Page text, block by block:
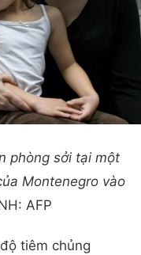
phòng sởi tại một
Montenegro vào
AFP
tiêm chủng